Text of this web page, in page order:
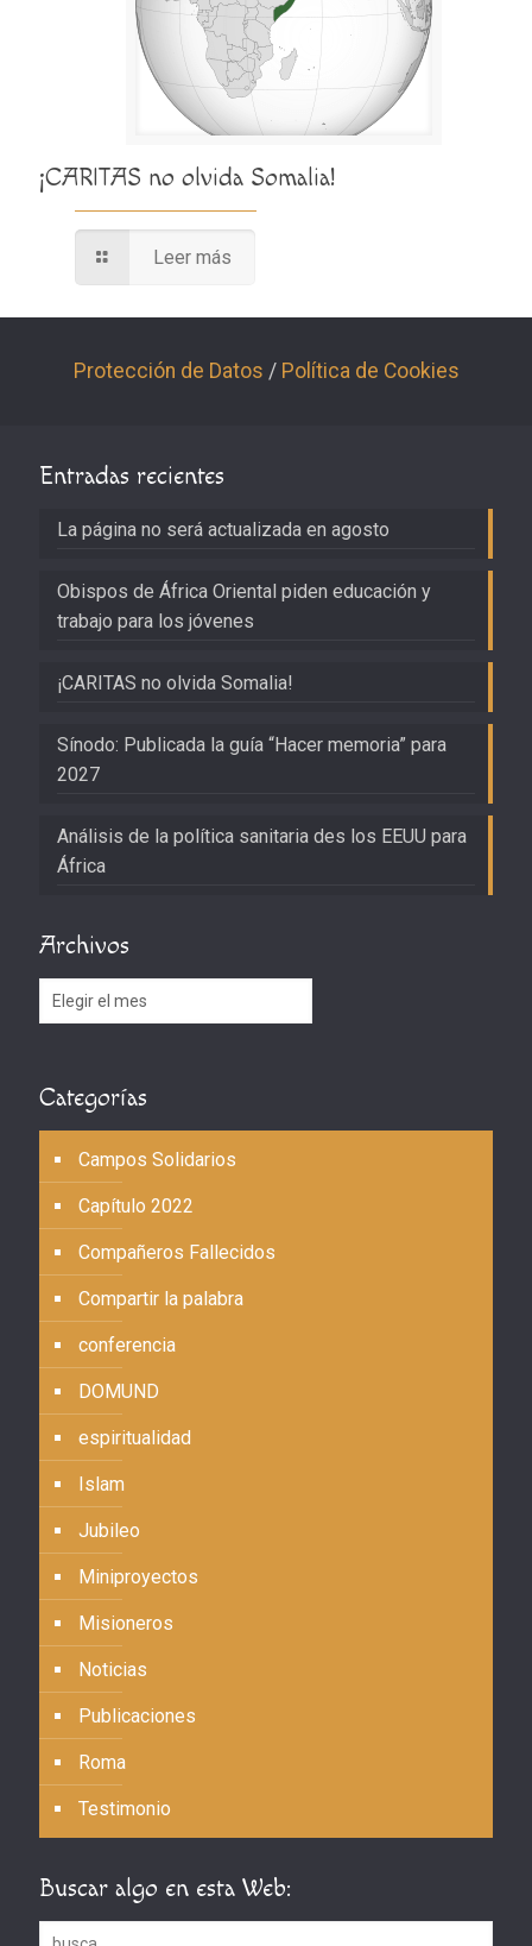
¡CARITAS no olvida Somalia!
Leer más
Protección de Datos / Política de Cookies
Entradas recientes
La página no será actualizada en agosto
Obispos de África Oriental piden educación y
trabajo para los jóvenes
¡CARITAS no olvida Somalia!
Sínodo: Publicada la guía “Hacer memoria” para
2027
Análisis de la política sanitaria des los EEUU para
África
Archivos
Archivos
Categorías
Campos Solidarios
Capítulo 2022
Compañeros Fallecidos
Compartir la palabra
conferencia
DOMUND
espiritualidad
Islam
Jubileo
Miniproyectos
Misioneros
Noticias
Publicaciones
Roma
Testimonio
Buscar algo en esta Web: